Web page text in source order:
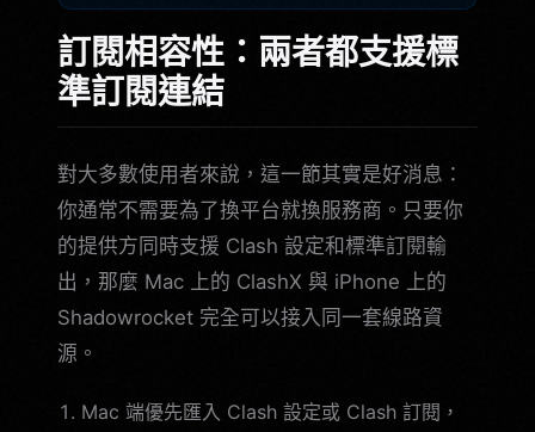
訂閱相容性：兩者都支援標
準訂閱連結
對大多數使用者來說，這一節其實是好消息：
你通常不需要為了換平台就換服務商。只要你
的提供方同時支援 Clash 設定和標準訂閱輸
出，那麼 Mac 上的 ClashX 與 iPhone 上的
Shadowrocket 完全可以接入同一套線路資
源。
Mac 端優先匯入 Clash 設定或 Clash 訂閱，